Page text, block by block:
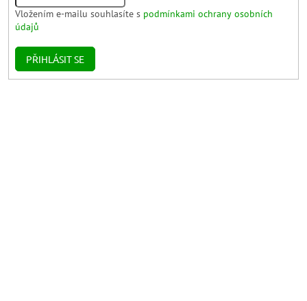
Vložením e-mailu souhlasíte s podmínkami ochrany osobních
údajů
PŘIHLÁSIT SE